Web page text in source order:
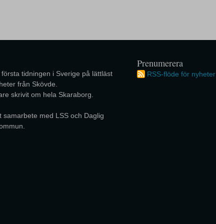
tidningen i Sverige på lättläst
från Skövde.
skrivit om hela Skaraborg.
samarbete med LSS och Daglig
Prenumerera
RSS-flöde för nyheter